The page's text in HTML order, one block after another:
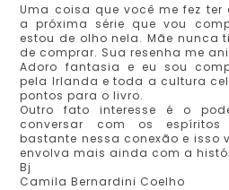
Uma coisa que você me fez ter
a próxima série que vou
estou de olho nela. Mãe nunca
de comprar. Sua resenha me
Adoro fantasia e eu sou
pela Irlanda e toda a cultura
pontos para o livro.
Outro fato interesse é o
conversar com os
bastante nessa conexão e isso
envolva mais ainda com a
Bj
Camila Bernardini Coelho